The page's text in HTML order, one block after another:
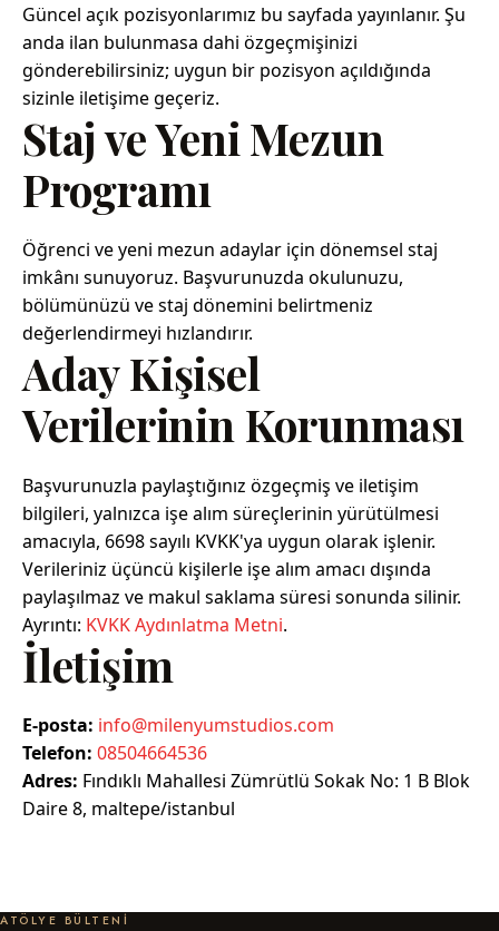
Güncel açık pozisyonlarımız bu sayfada yayınlanır. Şu
anda ilan bulunmasa dahi özgeçmişinizi
gönderebilirsiniz; uygun bir pozisyon açıldığında
sizinle iletişime geçeriz.
Staj ve Yeni Mezun
Programı
Öğrenci ve yeni mezun adaylar için dönemsel staj
imkânı sunuyoruz. Başvurunuzda okulunuzu,
bölümünüzü ve staj dönemini belirtmeniz
değerlendirmeyi hızlandırır.
Aday Kişisel
Verilerinin Korunması
Başvurunuzla paylaştığınız özgeçmiş ve iletişim
bilgileri, yalnızca işe alım süreçlerinin yürütülmesi
amacıyla, 6698 sayılı KVKK'ya uygun olarak işlenir.
Verileriniz üçüncü kişilerle işe alım amacı dışında
paylaşılmaz ve makul saklama süresi sonunda silinir.
Ayrıntı: KVKK Aydınlatma Metni.
İletişim
E-posta: info@milenyumstudios.com
Telefon: 08504664536
Adres: Fındıklı Mahallesi Zümrütlü Sokak No: 1 B Blok
Daire 8, maltepe/istanbul
ATÖLYE BÜLTENI